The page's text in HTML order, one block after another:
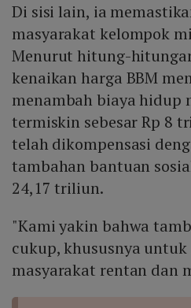
Di sisi lain, ia
masyarakat kelompok
Menurut hitung-
kenaikan harga BBM
menambah biaya hidup
termiskin sebesar Rp 8
telah dikompensasi
tambahan bantuan
24,17 triliun.
"Kami yakin bahwa
cukup, khususnya
masyarakat rentan dan